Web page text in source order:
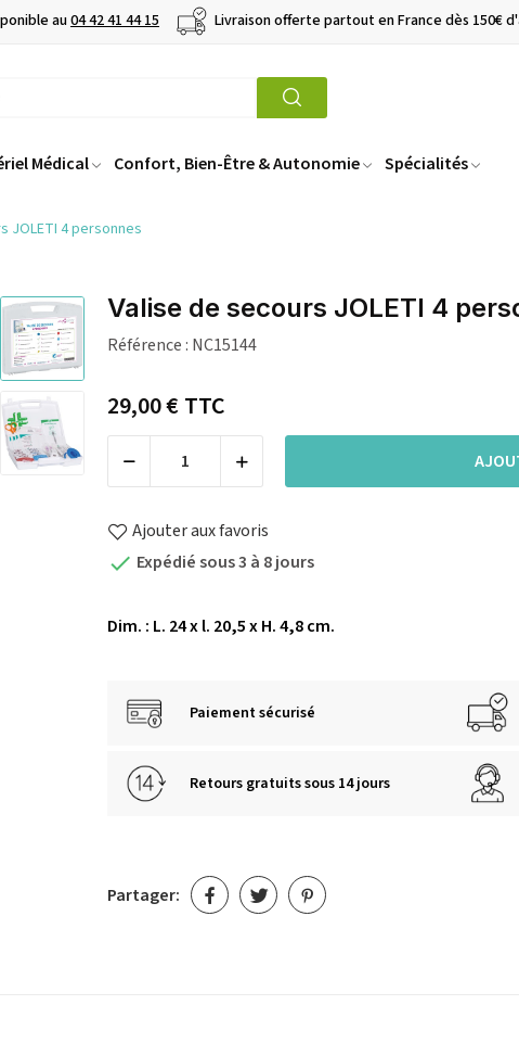
au04 42 41 44 15 Livraison offerte partout en France dès 150€
Médical Confort, Bien-Être & Autonomie Spécialités
JOLETI 4 personnes
Valise de secours JOLETI 4
Référence : NC15144
29,00 €TTC
Ajouter aux favoris
 Expédié sous 3 à 8 jours
Dim. : L. 24 x l. 20,5 x H. 4,8 cm.
Paiement sécurisé
Retours gratuits sous 14 jours
Partager: